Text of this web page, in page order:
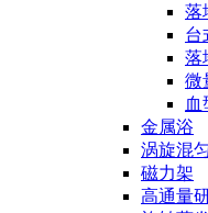
落
台
落
微
血
金属浴
涡旋混
磁力架
高通量